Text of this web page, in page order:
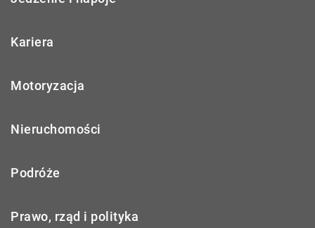
Kariera
Motoryzacja
Nieruchomości
Podróże
Prawo, rząd i polityka